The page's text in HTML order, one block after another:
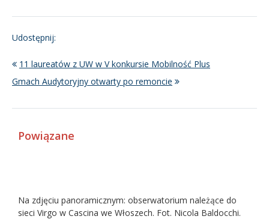
Udostępnij:
11 laureatów z UW w V konkursie Mobilność Plus
Gmach Audytoryjny otwarty po remoncie
Powiązane
Na zdjęciu panoramicznym: obserwatorium należące do
sieci Virgo w Cascina we Włoszech. Fot. Nicola Baldocchi.